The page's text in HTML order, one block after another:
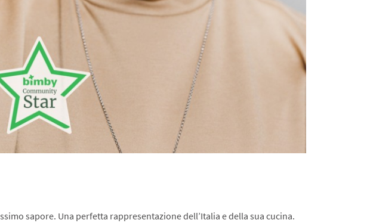
sapore. Una perfetta rappresentazione dell’Italia e della sua cucina.